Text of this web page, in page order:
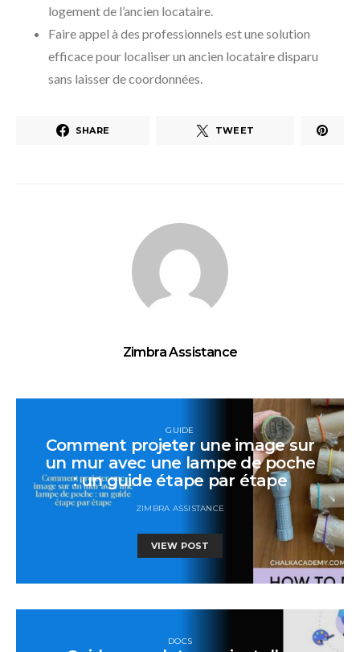
logement de l’ancien locataire.
Faire appel à des professionnels est une solution
efficace pour localiser un ancien locataire disparu
sans laisser de coordonnées.
SHARE TWEET
Zimbra Assistance
GUIDE
Comment projeter une image sur
un mur avec une lampe de poche
: un guide étape par étape
ZIMBRA ASSISTANCE
VIEW POST
DOCS